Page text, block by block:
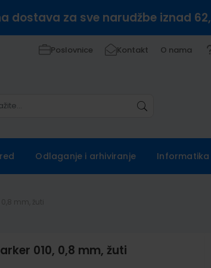
dostava za sve narudžbe iznad
Poslovnice Kontakt O nama
Odlaganje i arhiviranje Informatika
010, 0,8 mm, žuti